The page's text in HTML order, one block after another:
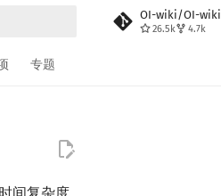
OI-wiki/OI-wiki
26.5k 4.7k
专题